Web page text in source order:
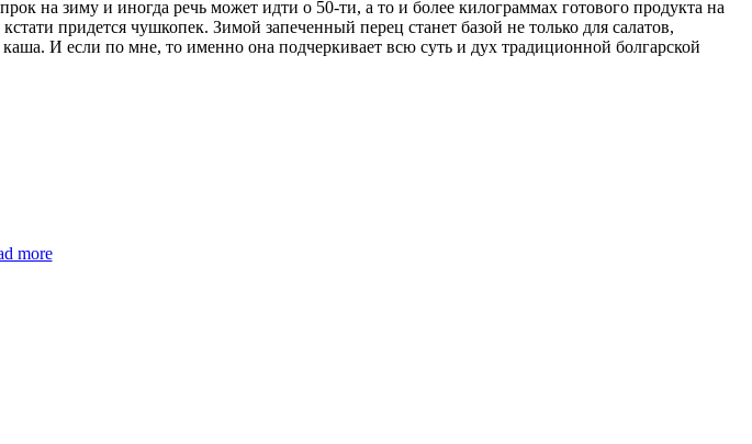
на зиму и иногда речь может идти о 50-ти, а то и более килограммах готового продукта на
придется чушкопек. Зимой запеченный перец станет базой не только для салатов,
И если по мне, то именно она подчеркивает всю суть и дух традиционной болгарской
more